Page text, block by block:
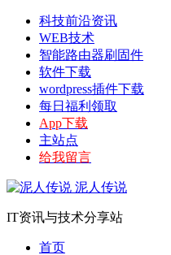
科技前沿资讯
WEB技术
智能路由器刷固件
软件下载
wordpress插件下载
每日福利领取
App下载
主站点
给我留言
泥人传说
IT资讯与技术分享站
首页